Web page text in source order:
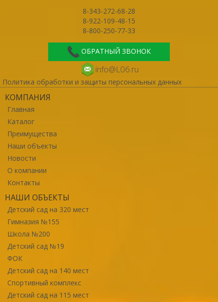
8-343-272-68-28
8-922-109-48-15
8-800-250-77-33
ОБРАТНЫЙ ЗВОНОК
info@L06.ru
Политика обработки и защиты персональных данных
КОМПАНИЯ
Главная
Каталог
Преимущества
Наши объекты
Новости
О компании
Контакты
НАШИ ОБЪЕКТЫ
Детский сад на 320 мест
Гимназия №155
Школа №200
Детский сад №19
ФОК
Детский сад на 140 мест
Спортивный комплекс
Детский сад на 115 мест